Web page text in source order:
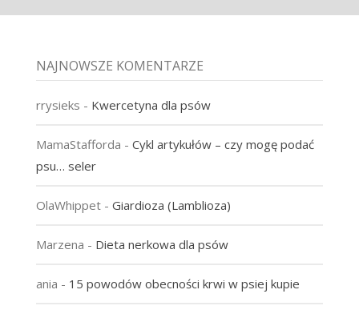
NAJNOWSZE KOMENTARZE
rrysieks - Kwercetyna dla psów
MamaStafforda - Cykl artykułów – czy mogę podać
psu… seler
OlaWhippet- Giardioza (Lamblioza)
Marzena - Dieta nerkowa dla psów
ania - 15 powodów obecności krwi w psiej kupie